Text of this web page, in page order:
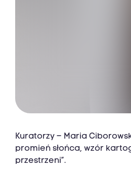
Kuratorzy – Maria
promień słońca, wzór
przestrzeni”.